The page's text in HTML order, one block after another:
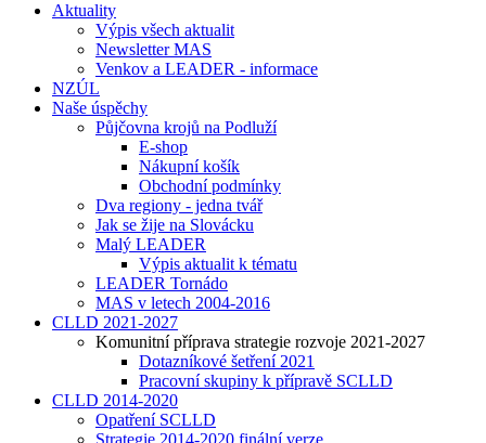
Aktuality
Výpis všech aktualit
Newsletter MAS
Venkov a LEADER - informace
NZÚL
Naše úspěchy
Půjčovna krojů na Podluží
E-shop
Nákupní košík
Obchodní podmínky
Dva regiony - jedna tvář
Jak se žije na Slovácku
Malý LEADER
Výpis aktualit k tématu
LEADER Tornádo
MAS v letech 2004-2016
CLLD 2021-2027
Komunitní příprava strategie rozvoje 2021-2027
Dotazníkové šetření 2021
Pracovní skupiny k přípravě SCLLD
CLLD 2014-2020
Opatření SCLLD
Strategie 2014-2020 finální verze